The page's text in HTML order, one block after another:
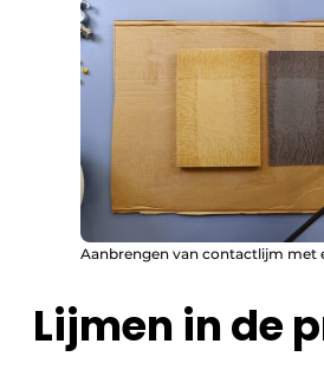
Aanbrengen van contactlijm met
Lijmen in de